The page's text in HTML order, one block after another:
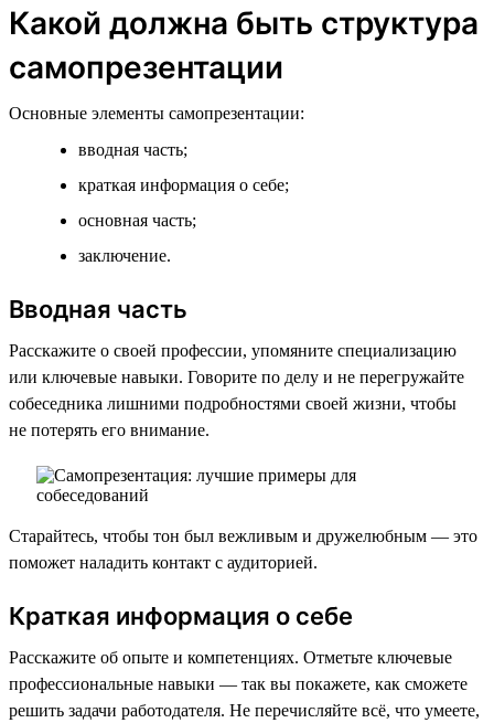
Какой должна быть структура
самопрезентации
Основные элементы самопрезентации:
вводная часть;
краткая информация о себе;
основная часть;
заключение.
Вводная часть
Расскажите о своей профессии, упомяните специализацию
или ключевые навыки. Говорите по делу и не перегружайте
собеседника лишними подробностями своей жизни, чтобы
не потерять его внимание.
Старайтесь, чтобы тон был вежливым и дружелюбным — это
поможет наладить контакт с аудиторией.
Краткая информация о себе
Расскажите об опыте и компетенциях. Отметьте ключевые
профессиональные навыки — так вы покажете, как сможете
решить задачи работодателя. Не перечисляйте всё, что умеете,